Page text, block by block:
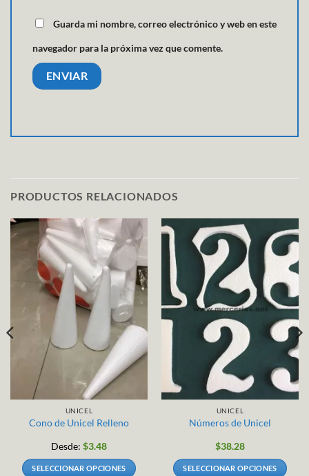
Guarda mi nombre, correo electrónico y web en este
navegador para la próxima vez que comente.
PRODUCTOS RELACIONADOS
UNICEL
Cono de Unicel Relleno
Desde: $3.48
SELECCIONAR OPCIONES
UNICEL
Números de Unicel
$38.28
SELECCIONAR OPCIONES